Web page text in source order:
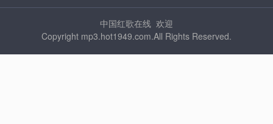
中国红歌在线 欢迎
Copyright mp3.hot1949.com.All Rights Reserved.